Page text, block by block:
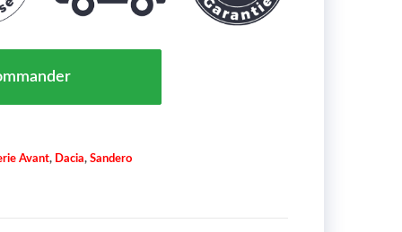
Avant, Dacia, Sandero